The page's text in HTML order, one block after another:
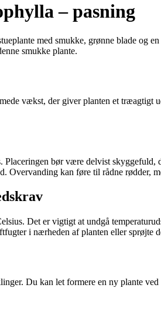
– pasning
med smukke, grønne blade
smukke plante.
vækst, der giver planten et
bør være delvist
Overvanding kan føre til rådne rødder,
Det er vigtigt at undgå
i nærheden af planten eller sprøjte
Du kan let formere en ny plante